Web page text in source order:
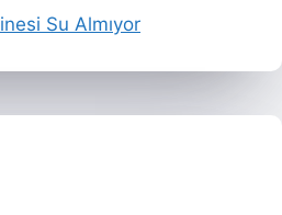
Su Almıyor